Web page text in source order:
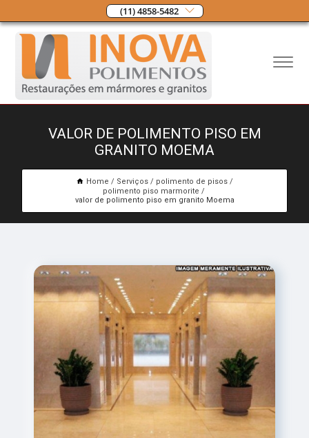
(11) 4858-5482
VALOR DE POLIMENTO PISO EM
GRANITO MOEMA
Home Serviços
polimento de pisos
polimento piso marmorite
valor de polimento piso em granito Moema